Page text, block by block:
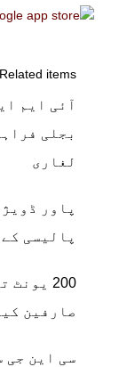
Related items
آئی ایم
بجلی
لغاری
پاور
پالیسی
200
صارفین
سی این جی